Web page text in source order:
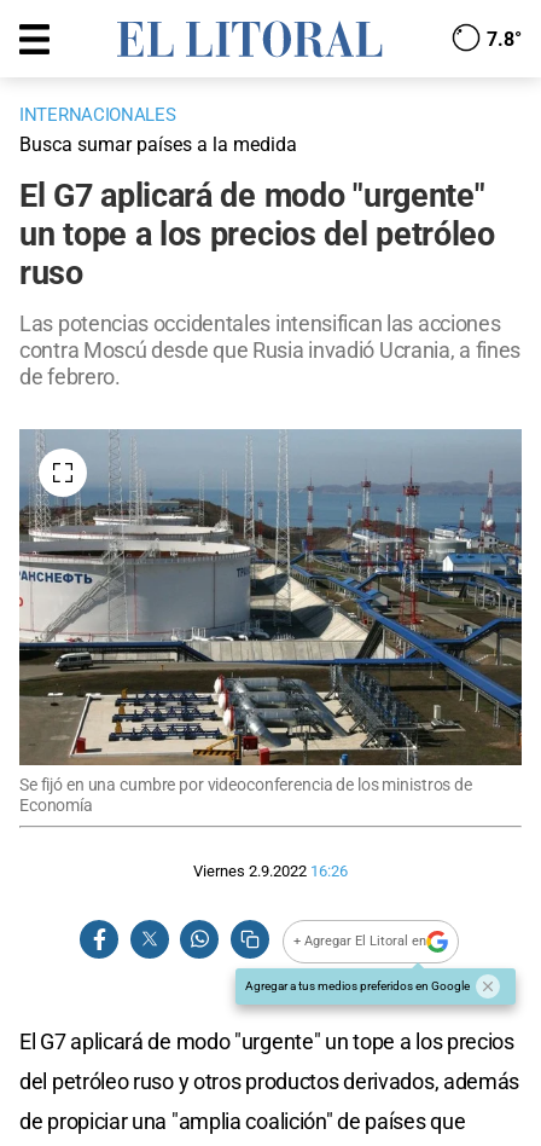
7.8°
INTERNACIONALES
Busca sumar países a la medida
El G7 aplicará de modo "urgente"
un tope a los precios del petróleo
ruso
Las potencias occidentales intensifican las acciones
contra Moscú desde que Rusia invadió Ucrania, a fines
de febrero.
Se fijó en una cumbre por videoconferencia de los ministros de
Economía
Viernes 2.9.2022 16:26
+ Agregar El Litoral en
Agregar a tus medios preferidos en Google
El G7 aplicará de modo "urgente" un tope a los precios
del petróleo ruso y otros productos derivados, además
de propiciar una "amplia coalición" de países que